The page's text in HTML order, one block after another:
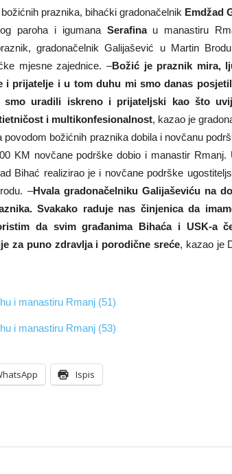
praznika, bihaćki gradonačelnik Emdžad
paroha i igumana Serafinau manastiru
gradonačelnik Galijašević u Martin
mjesne zajednice. –Božić je praznik mira,
i prijatelje i u tom duhu mi smo danas
smo uradili iskreno i prijateljski kao što
i multikonfesionalnost, kazao je
povodom božićnih praznika dobila i novčanu
KM novčane podrške dobio i manastir Rmanj.
Bihać realizirao je i novčane podrške
–Hvala gradonačelniku Galijaševiću na
Svakako raduje nas činjenica da
da svim građanima Bihaća i USK-a
za puno zdravlja i porodične sreće, kazao je
Ispis